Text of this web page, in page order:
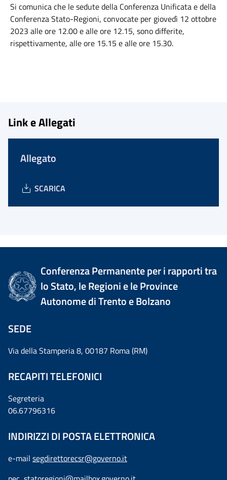
Si comunica che le sedute della Conferenza Unificata e della
Conferenza Stato-Regioni, convocate per giovedì 12 ottobre
2023 alle ore 12.00 e alle ore 12.15, sono differite,
rispettivamente, alle ore 15.15 e alle ore 15.30.
Link e Allegati
Allegato
SCARICA
Conferenza Permanente per i rapporti tra
lo Stato, le Regioni e le Province
Autonome di Trento e Bolzano
SEDE
Via della Stamperia 8, 00187 Roma (RM)
RECAPITI TELEFONICI
Segreteria
06.67796316
INDIRIZZI DI POSTA ELETTRONICA
e-mail segdirettorecsr@governo.it